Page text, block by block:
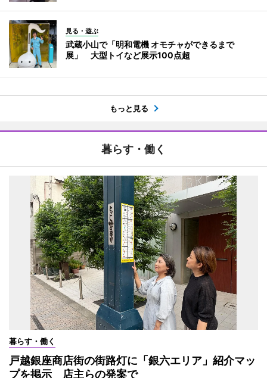
見る・遊ぶ
武蔵小山で「明和電機 オモチャができるまで
展」 大型トイなど展示100点超
もっと見る
暮らす・働く
暮らす・働く
戸越銀座商店街の街路灯に「銀六エリア」紹介マッ
プを掲示 店主らの発案で